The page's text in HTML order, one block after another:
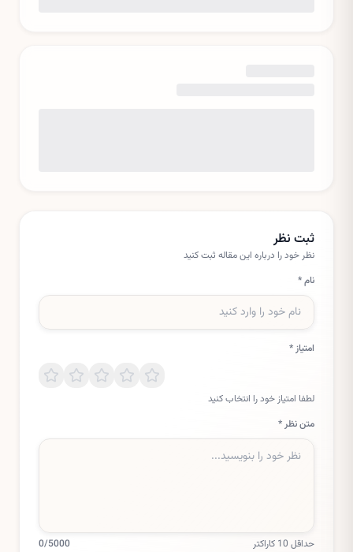
ثبت نظر
نظر خود را درباره اینمقاله ثبت کنید
نام *
امتیاز *
لطفا امتیاز خود را انتخاب کنید
متن نظر *
حداقل 10 کاراکتر 0/5000